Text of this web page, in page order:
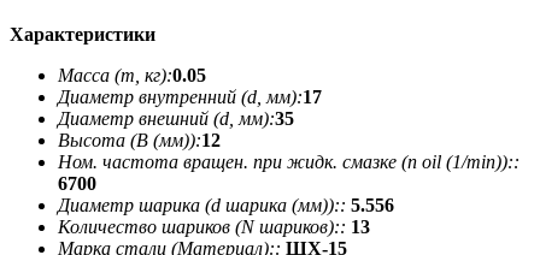
Характеристики
Масса (m, кг):0.05
Диаметр внутренний (d, мм):17
Диаметр внешний (d, мм):35
Высота (В (мм)):12
Ном. частота вращен. при жидк. смазке (n oil (1/min))::
6700
Диаметр шарика (d шарика (мм)):: 5.556
Количество шариков (N шариков):: 13
Марка стали (Материал):: ШХ-15